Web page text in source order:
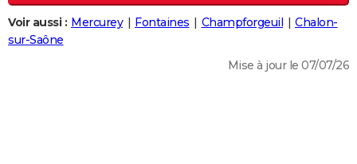
Destinations
City break
Voyage nature
Voyage de noces
Forum
Climat
+
PHOTO
Voir aussi : Mercurey Fontaines Champforgeuil
Chalon-
sur-Saône
Mise à jour le 07/07/26